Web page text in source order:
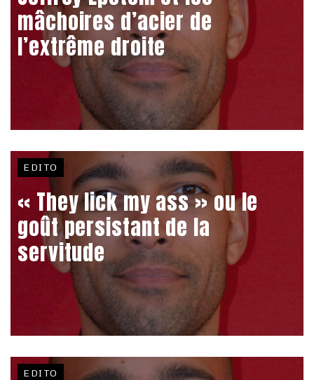
mâchoires d’acier de
l’extrême droite
EDITO
« They lick my ass » ou le
goût persistant de la
servitude
EDITO